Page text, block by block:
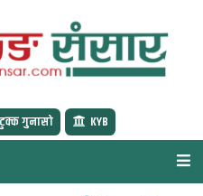
गुनासो KYB